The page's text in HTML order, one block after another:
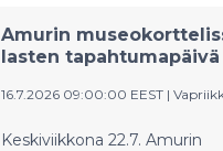
Amurin
lasten tapahtumapäivä
16.7.2026 09:00:00 EEST |
Keskiviikkona 22.7. Amurin